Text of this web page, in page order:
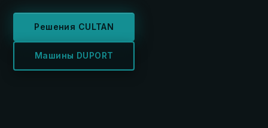
Решения CULTAN
Машины DUPORT